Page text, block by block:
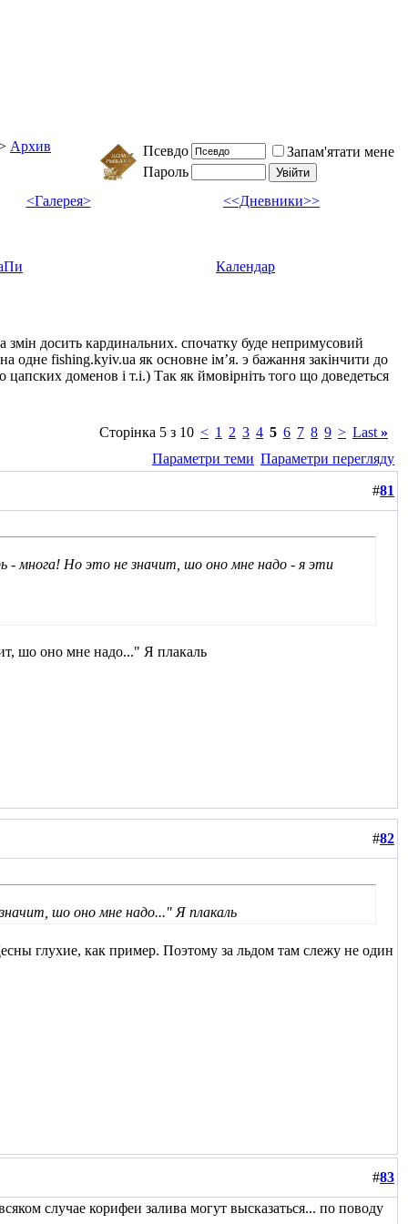
Архив Псевдо
Запам'ятати мене
Пароль
<Галерея>
<<Дневники>>
Календар
змін досить кардинальних. спочатку буде непримусовий
одне fishing.kyiv.ua як основне імʼя. э бажання закінчити до
доменов і т.і.) Так як ймовірніть того що доведеться
Сторінка 5 з 10 < 1 2 3 4 5 6 7 8 9 > Last »
Параметри теми Параметри перегляду
#81
- многа! Но это не значит, шо оно мне надо - я эти
шо оно мне надо..." Я плакаль
#82
шо оно мне надо..." Я плакаль
глухие, как пример. Поэтому за льдом там слежу не один
#83
случае корифеи залива могут высказаться... по поводу